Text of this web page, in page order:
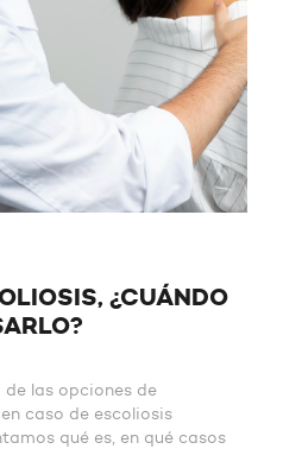
¿CUÁNDO
las opciones de
caso de escoliosis
qué es, en qué casos